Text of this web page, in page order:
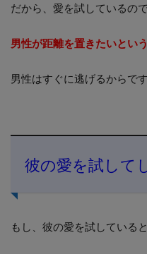
だから、愛を試しているの
男性が距離を置きたいとい
男性はすぐに逃げるからで
彼の愛を試して
もし、彼の愛を試している